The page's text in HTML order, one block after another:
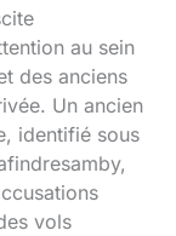
au sein
des anciens
Un ancien
identifié sous
vols